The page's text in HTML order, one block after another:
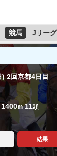
競馬 Jリーグ
) 2回京都4日目
11頭
結果